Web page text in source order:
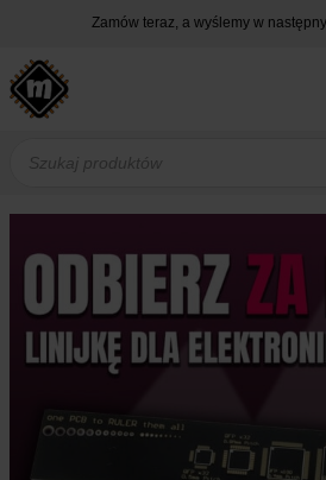
treści
Zamów teraz, a wyślemy w
produktów